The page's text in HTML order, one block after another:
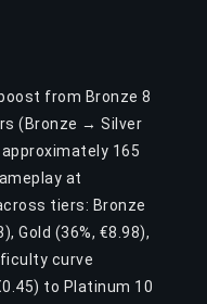
from Bronze 8
(Bronze → Silver
165
at
tiers: Bronze
Gold (36%, €8.98),
curve
to Platinum 10